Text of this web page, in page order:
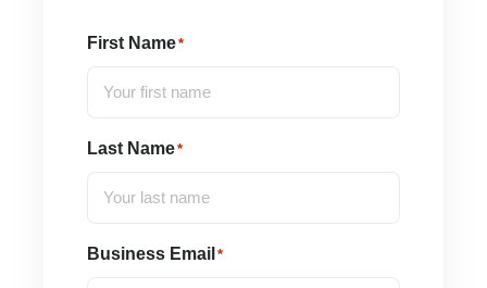
First Name*
Last Name*
Business Email *